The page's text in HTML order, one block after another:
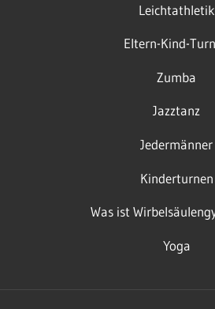
Leichtathletik
Eltern-Kind-
Zumba
Jazztanz
Jedermänner
Kinderturnen
Was ist
Yoga